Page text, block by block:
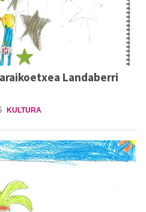
Landaberri
KULTURA